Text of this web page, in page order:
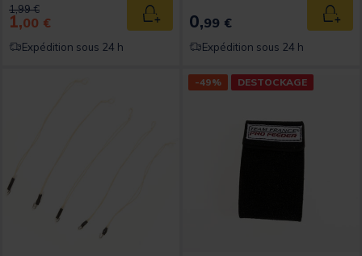
Price reduced from
1,99 €to
1,00 € Ajouter au panier
Expédition sous 24 h
0,99 €
Expédition sous 24 h
-49% DESTOCKAGE